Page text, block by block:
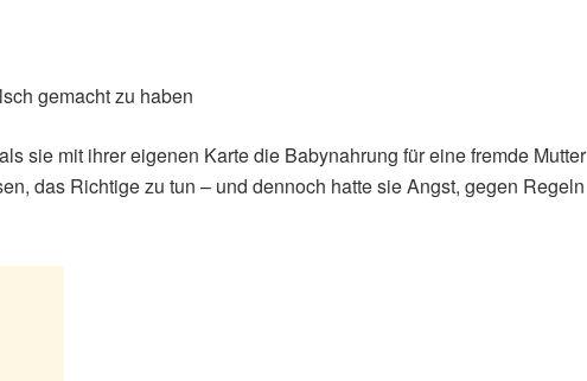
gemacht zu haben
sie mit ihrer eigenen Karte die Babynahrung für eine fremde Mutter
das Richtige zu tun – und dennoch hatte sie Angst, gegen Regeln